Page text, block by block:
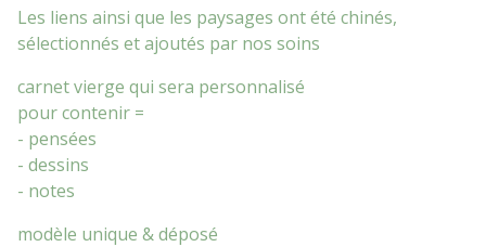
Les liens ainsi que les paysages ont été chinés,
sélectionnés et ajoutés par nos soins
carnet vierge qui sera personnalisé
pour contenir =
- pensées
- dessins
- notes
modèle unique & déposé